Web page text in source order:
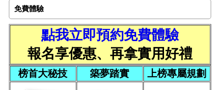
免費體驗
點我立即預約免費體驗
報名享優惠、再拿實用好禮
榜首大秘技 築夢踏實 上榜專屬規劃